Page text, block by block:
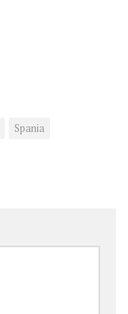
Spania